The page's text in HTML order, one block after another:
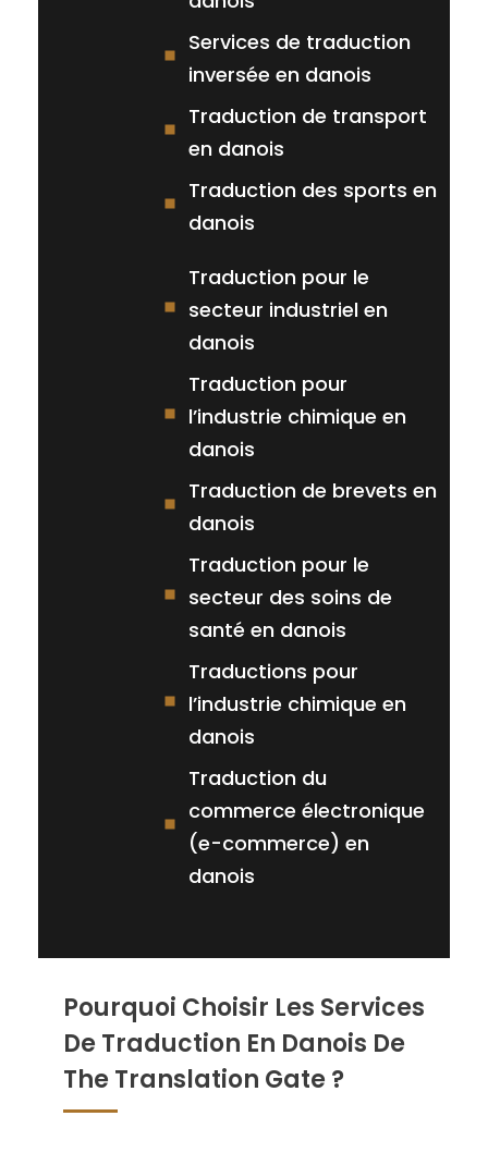
Services de traduction
inversée en danois
Traduction de transport
en danois
Traduction des sports en
danois
Traduction pour le
secteur industriel en
danois
Traduction pour
l’industrie chimique en
danois
Traduction de brevets en
danois
Traduction pour le
secteur des soins de
santé en danois
Traductions pour
l’industrie chimique en
danois
Traduction du
commerce électronique
(e-commerce) en
danois
Pourquoi Choisir Les Services
De Traduction En Danois De
The Translation Gate ?